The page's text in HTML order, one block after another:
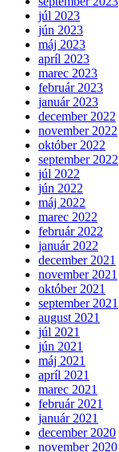
júl 2023
jún 2023
máj 2023
apríl 2023
marec 2023
február 2023
január 2023
december 2022
november 2022
október 2022
september 2022
júl 2022
jún 2022
máj 2022
marec 2022
február 2022
január 2022
december 2021
november 2021
október 2021
september 2021
august 2021
júl 2021
jún 2021
máj 2021
apríl 2021
marec 2021
február 2021
január 2021
december 2020
november 2020